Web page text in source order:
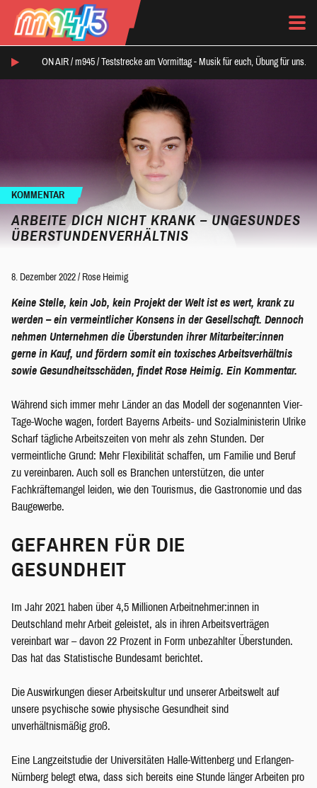
ON AIR / m945 / Teststrecke am Vormittag - Musik für euch, Übung für uns.
KOMMENTAR
ARBEITE DICH NICHT KRANK – UNGESUNDES
ÜBERSTUNDENVERHÄLTNIS
8. Dezember 2022 / Rose Heimig
Keine Stelle, kein Job, kein Projekt der Welt ist es wert, krank zu
werden – ein vermeintlicher Konsens in der Gesellschaft. Dennoch
nehmen Unternehmen die Überstunden ihrer Mitarbeiter:innen
gerne in Kauf, und fördern somit ein toxisches Arbeitsverhältnis
sowie Gesundheitsschäden, findet Rose Heimig. Ein Kommentar.
Während sich immer mehr Länder an das Modell der sogenannten Vier-
Tage-Woche wagen, fordert Bayerns Arbeits- und Sozialministerin Ulrike
Scharf tägliche Arbeitszeiten von mehr als zehn Stunden. Der
vermeintliche Grund: Mehr Flexibilität schaffen, um Familie und Beruf
zu vereinbaren. Auch soll es Branchen unterstützen, die unter
Fachkräftemangel leiden, wie den Tourismus, die Gastronomie und das
Baugewerbe.
GEFAHREN FÜR DIE
GESUNDHEIT
Im Jahr 2021 haben über 4,5 Millionen Arbeitnehmer:innen in
Deutschland mehr Arbeit geleistet, als in ihren Arbeitsverträgen
vereinbart war – davon 22 Prozent in Form unbezahlter Überstunden.
Das hat das Statistische Bundesamt berichtet.
Die Auswirkungen dieser Arbeitskultur und unserer Arbeitswelt auf
unsere psychische sowie physische Gesundheit sind
unverhältnismäßig groß.
Eine Langzeitstudie der Universitäten Halle-Wittenberg und Erlangen-
Nürnberg belegt etwa, dass sich bereits eine Stunde länger Arbeiten pro